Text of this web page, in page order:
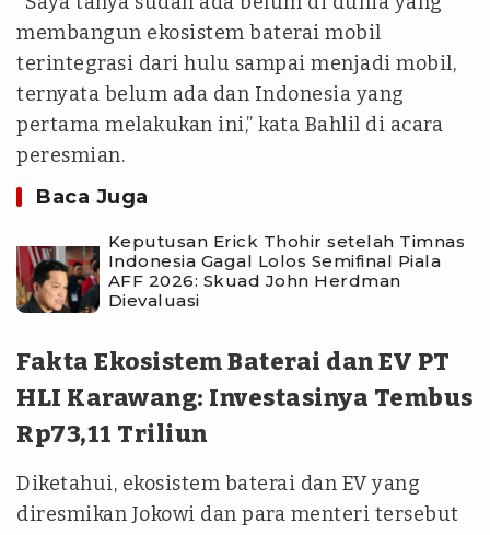
membangun ekosistem baterai mobil
terintegrasi dari hulu sampai menjadi mobil,
ternyata belum ada dan Indonesia yang
pertama melakukan ini,” kata Bahlil di acara
peresmian.
Baca Juga
Keputusan Erick Thohir setelah Timnas
Indonesia Gagal Lolos Semifinal Piala
AFF 2026: Skuad John Herdman
Dievaluasi
Fakta Ekosistem Baterai dan EV PT
HLI Karawang: Investasinya Tembus
Rp73,11 Triliun
Diketahui, ekosistem baterai dan EV yang
diresmikan Jokowi dan para menteri tersebut